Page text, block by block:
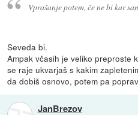
Vprašanje potem, če ne bi kar
Seveda bi.
Ampak včasih je veliko preproste
se raje ukvarjaš s kakim
da dobiš osnovo, potem pa
JanBrezov